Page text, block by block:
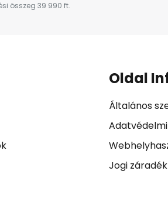
összeg 39 990 ft.
Oldal
Általános
Jogi záradék